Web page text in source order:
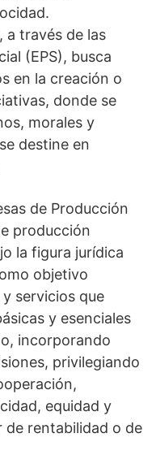
a través de las
(EPS), busca
en la creación o
donde se
morales y
destine en
de Producción
producción
la figura jurídica
objetivo
servicios que
y esenciales
incorporando
privilegiando
equidad y
de rentabilidad o de